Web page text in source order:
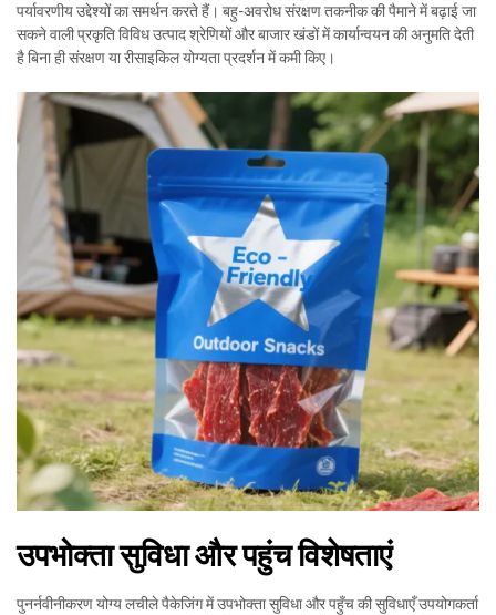
पर्यावरणीय उद्देश्यों का समर्थन करते हैं। बहु-अवरोध संरक्षण तकनीक की पैमाने में बढ़ाई जा
सकने वाली प्रकृति विविध उत्पाद श्रेणियों और बाजार खंडों में कार्यान्वयन की अनुमति देती
है बिना ही संरक्षण या रीसाइकिल योग्यता प्रदर्शन में कमी किए।
उपभोक्ता सुविधा और पहुंच विशेषताएं
पुनर्नवीनीकरण योग्य लचीले पैकेजिंग में उपभोक्ता सुविधा और पहुँच की सुविधाएँ उपयोगकर्ता